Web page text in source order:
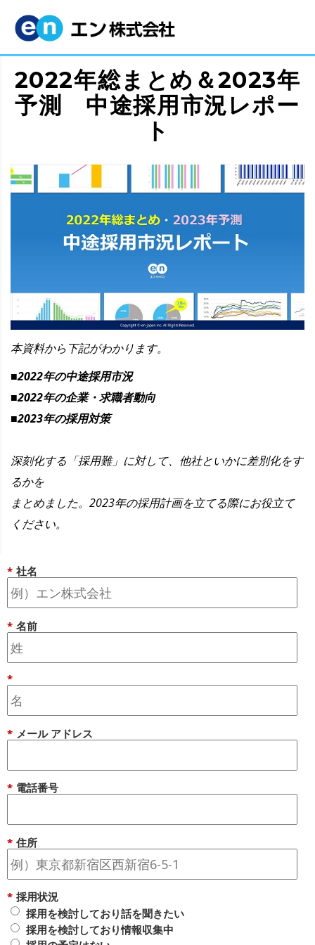
2022年総まとめ＆2023年
予測 中途採用市況レポー
ト
本資料から下記がわかります。
■2022年の中途採用市況
■2022年の企業・求職者動向
■2023年の採用対策
深刻化する「採用難」に対して、他社といかに差別化をす
るかを
まとめました。 2023年の採用計画を立てる際にお役立て
ください。
* 社名
* 名前
*
* メール アドレス
* 電話番号
* 住所
* 採用状況
採用を検討しており話を聞きたい
採用を検討しており情報収集中